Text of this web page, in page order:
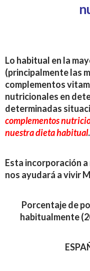
Lo habitual en la
(principalmente las
complementos
nutricionales en
determinadas
complementos
nuestra dieta habitual.
Esta incorporación
nos ayudará a vivir
Porcentaje de
habitualmente